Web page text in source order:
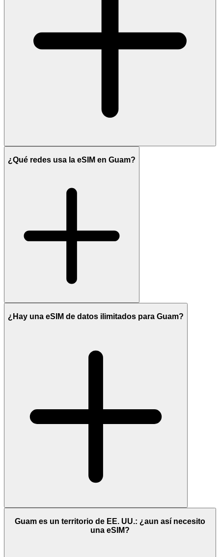
¿Qué redes usa la eSIM en Guam?
¿Hay una eSIM de datos ilimitados para Guam?
Guam es un territorio de EE. UU.: ¿aun así necesito
una eSIM?